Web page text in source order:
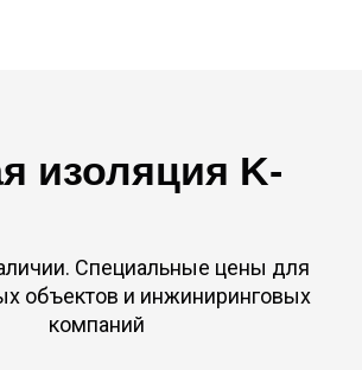
изоляция K-
Специальные цены для
объектов и инжиниринговых
компаний